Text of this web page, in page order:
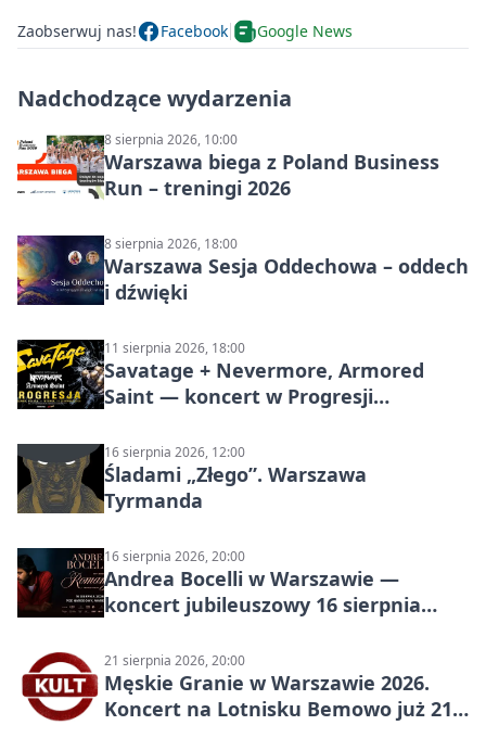
Zaobserwuj nas! Facebook Google News
Nadchodzące wydarzenia
8 sierpnia 2026, 10:00
Warszawa biega z Poland Business
Run – treningi 2026
8 sierpnia 2026, 18:00
Warszawa Sesja Oddechowa – oddech
i dźwięki
11 sierpnia 2026, 18:00
Savatage + Nevermore, Armored
Saint — koncert w Progresji
16 sierpnia 2026, 12:00
Śladami „Złego”. Warszawa
Tyrmanda
16 sierpnia 2026, 20:00
Andrea Bocelli w Warszawie —
koncert jubileuszowy 16 sierpnia
21 sierpnia 2026, 20:00
Męskie Granie w Warszawie 2026.
Koncert na Lotnisku Bemowo już 21